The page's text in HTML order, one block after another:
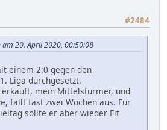
#2484
20. April 2020, 00:50:08
einem 2:0 gegen den
Liga durchgesetzt.
mein Mittelstürmer, und
fällt fast zwei Wochen aus. Für
sollte er aber wieder Fit